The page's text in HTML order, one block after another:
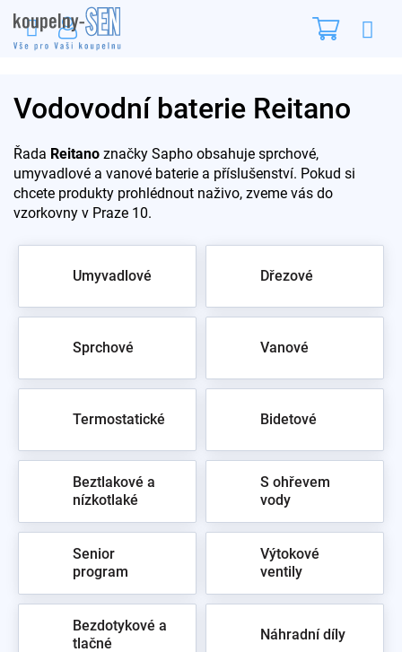
na
obsah
Vodovodní baterie Reitano
Řada Reitano značky Sapho obsahuje sprchové,
umyvadlové a vanové baterie a příslušenství. Pokud si
chcete produkty prohlédnout naživo, zveme vás do
vzorkovny v Praze 10.
Umyvadlové Dřezové
Sprchové Vanové
Termostatické Bidetové
Beztlakové a
nízkotlaké
S ohřevem
vody
Senior
program
Výtokové
ventily
Bezdotykové a
tlačné
Náhradní díly